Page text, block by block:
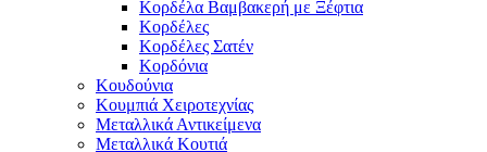
Κορδέλα Βαμβακερή με Ξέφτια
Κορδέλες
Κορδέλες Σατέν
Κορδόνια
Κουδούνια
Κουμπιά Χειροτεχνίας
Μεταλλικά Αντικείμενα
Μεταλλικά Κουτιά